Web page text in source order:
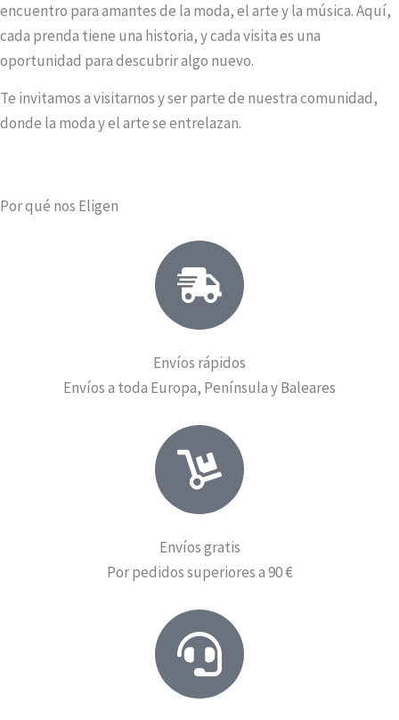
encuentro para amantes de la moda, el arte y la música. Aquí,
cada prenda tiene una historia, y cada visita es una
oportunidad para descubrir algo nuevo.
Te invitamos a visitarnos y ser parte de nuestra comunidad,
donde la moda y el arte se entrelazan.
Por qué nos Eligen
Envíos rápidos
Envíos a toda Europa, Península y Baleares
Envíos gratis
Por pedidos superiores a 90 €